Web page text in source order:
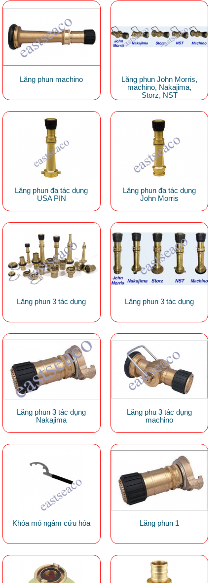
Lăng phun machino
Lăng phun John Morris,
machino, Nakajima,
Storz, NST
Lăng phun đa tác dụng
USA PIN
Lăng phun đa tác dụng
John Morris
Lăng phun 3 tác dụng Lăng phun 3 tác dụng
Lăng phun 3 tác dụng
Nakajima
Lăng phu 3 tác dụng
machino
Khóa mỏ ngâm cứu hỏa Lăng phun 1